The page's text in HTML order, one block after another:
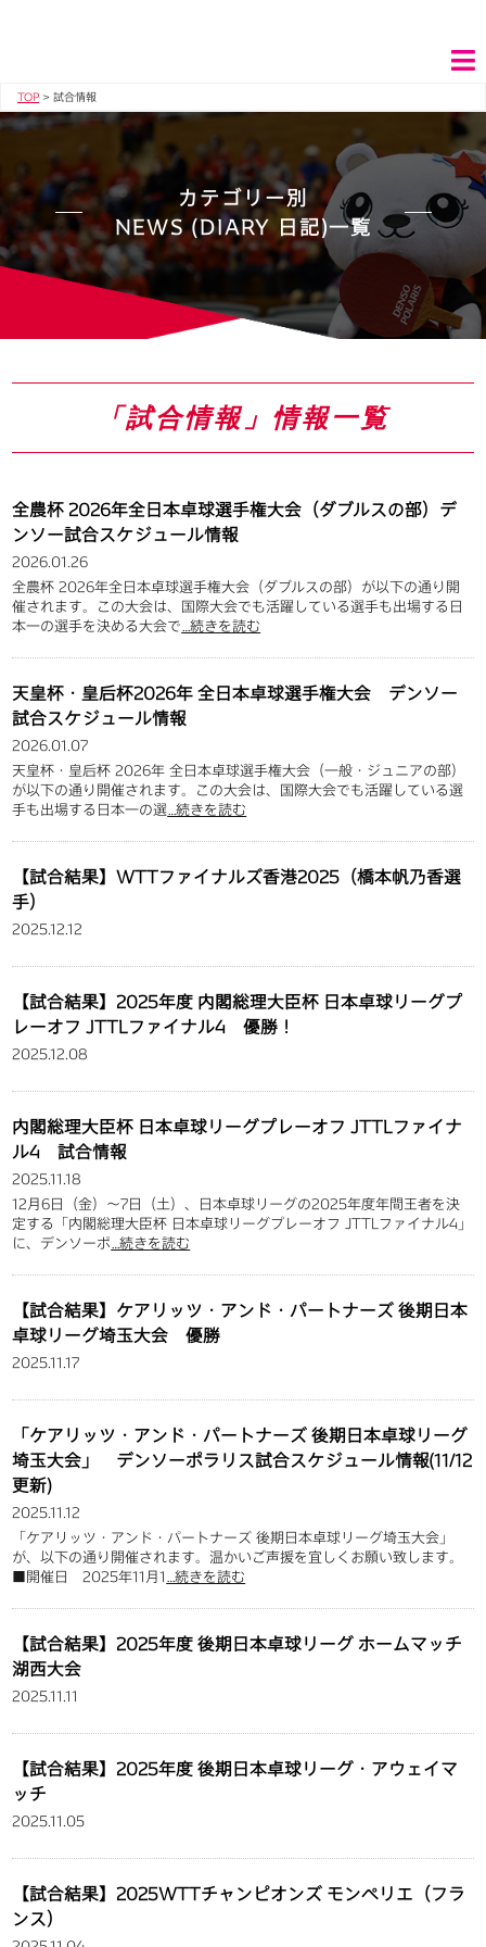
TOP > 試合情報
カテゴリー別
NEWS (DIARY 日記)一覧
「試合情報」情報一覧
全農杯 2026年全日本卓球選手権大会（ダブルスの部）デ
ンソー試合スケジュール情報
2026.01.26
全農杯 2026年全日本卓球選手権大会（ダブルスの部）が以下の通り開
催されます。この大会は、国際大会でも活躍している選手も出場する日
本一の選手を決める大会で…続きを読む
天皇杯・皇后杯2026年 全日本卓球選手権大会 デンソー
試合スケジュール情報
2026.01.07
天皇杯・皇后杯 2026年 全日本卓球選手権大会（一般・ジュニアの部）
が以下の通り開催されます。この大会は、国際大会でも活躍している選
手も出場する日本一の選…続きを読む
【試合結果】WTTファイナルズ香港2025（橋本帆乃香選
手）
2025.12.12
【試合結果】2025年度 内閣総理大臣杯 日本卓球リーグプ
レーオフ JTTLファイナル4 優勝！
2025.12.08
内閣総理大臣杯 日本卓球リーグプレーオフ JTTLファイナ
ル4 試合情報
2025.11.18
12月6日（金）～7日（土）、日本卓球リーグの2025年度年間王者を決
定する「内閣総理大臣杯 日本卓球リーグプレーオフ JTTLファイナル4」
に、デンソーポ…続きを読む
【試合結果】ケアリッツ・アンド・パートナーズ 後期日本
卓球リーグ埼玉大会 優勝
2025.11.17
「ケアリッツ・アンド・パートナーズ 後期日本卓球リーグ
埼玉大会」 デンソーポラリス試合スケジュール情報(11/12
更新)
2025.11.12
「ケアリッツ・アンド・パートナーズ 後期日本卓球リーグ埼玉大会」
が、以下の通り開催されます。温かいご声援を宜しくお願い致します。
■開催日 2025年11月1…続きを読む
【試合結果】2025年度 後期日本卓球リーグ ホームマッチ
湖西大会
2025.11.11
【試合結果】2025年度 後期日本卓球リーグ・アウェイマ
ッチ
2025.11.05
【試合結果】2025WTTチャンピオンズ モンペリエ（フラ
ンス）